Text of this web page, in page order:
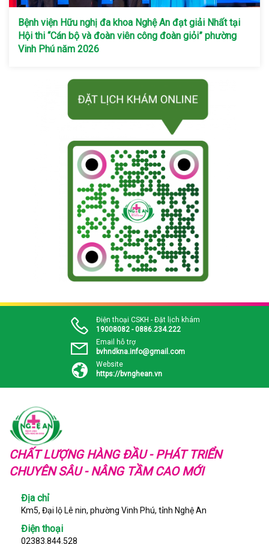
Bệnh viện Hữu nghị đa khoa Nghệ An đạt giải Nhất tại
Hội thi “Cán bộ và đoàn viên công đoàn giỏi” phường
Vinh Phú năm 2026
Điện thoại CSKH - Đặt lịch khám
19008082 - 0886.234.222
Email hỗ trợ
bvhndkna.info@gmail.com
Website
https://bvnghean.vn
CHẤT LƯỢNG HÀNG ĐẦU - PHÁT TRIỂN
CHUYÊN SÂU - NÂNG TẦM CAO MỚI
Địa chỉ
Km5, Đại lộ Lê nin, phường Vinh Phú, tỉnh Nghệ An
Điện thoại
02383.844.528